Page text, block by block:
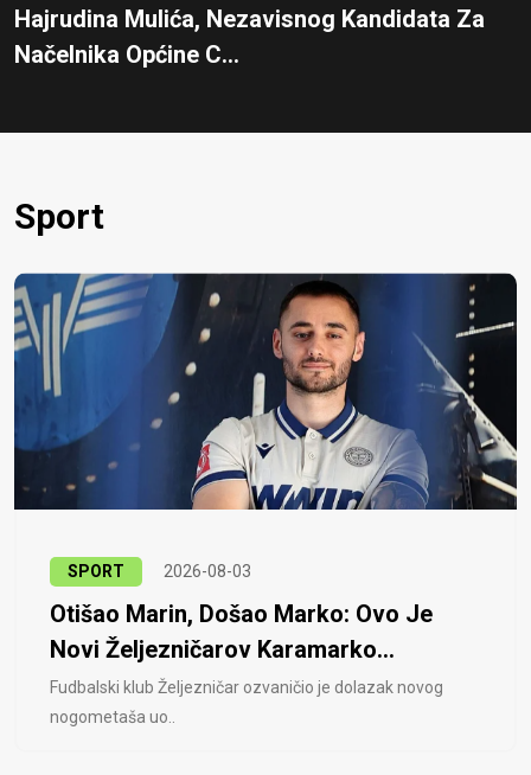
Hajrudina Mulića, Nezavisnog Kandidata Za
Načelnika Općine C...
Sport
SPORT 2026-08-03
Otišao Marin, Došao Marko: Ovo Je
Novi Željezničarov Karamarko...
Fudbalski klub Željezničar ozvaničio je dolazak novog
nogometaša uo..